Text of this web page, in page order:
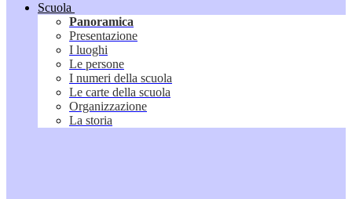
Scuola
Panoramica
Presentazione
I luoghi
Le persone
I numeri della scuola
Le carte della scuola
Organizzazione
La storia